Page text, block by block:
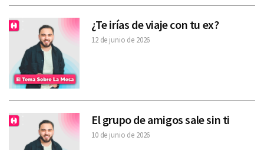
¿Te irías de viaje con tu ex?
12 de junio de 2026
El grupo de amigos sale sin ti
10 de junio de 2026